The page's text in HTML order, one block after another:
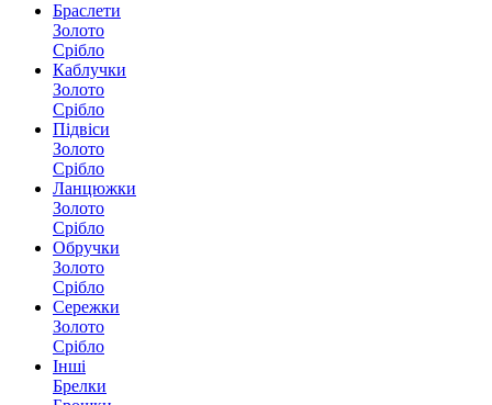
Браслети
Золото
Срібло
Каблучки
Золото
Срібло
Підвіси
Золото
Срібло
Ланцюжки
Золото
Срібло
Обручки
Золото
Срібло
Сережки
Золото
Срібло
Інші
Брелки